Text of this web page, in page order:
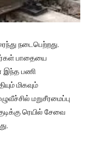
நடைபெற்றது.
பாதையை
இந்த பணி
மிகவும்
மறுசீரமைப்பு
ரெயில் சேவை